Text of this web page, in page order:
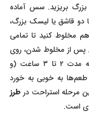
بریزید. سس آماده
قاشق یا لیسک بزرگ،
مخلوط کنید تا تمامی
از مخلوط شدن، روی
کاسه را با سلفون بپوشانید و حداقل به مدت ۲ تا ۳ ساعت (و
به خوبی به خورد
استراحت در طرز